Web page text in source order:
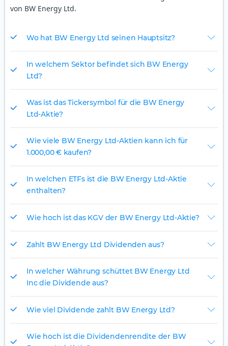
von BW Energy Ltd.
Wo hat BW Energy Ltd seinen Hauptsitz?
In welchem Sektor befindet sich BW Energy
Ltd?
Was ist das Tickersymbol für die BW Energy
Ltd-Aktie?
Wie viele BW Energy Ltd-Aktien kann ich für
1.000,00 € kaufen?
In welchen ETFs ist die BW Energy Ltd-Aktie
enthalten?
Wie hoch ist das KGV der BW Energy Ltd-Aktie?
Zahlt BW Energy Ltd Dividenden aus?
In welcher Währung schüttet BW Energy Ltd
Inc die Dividende aus?
Wie viel Dividende zahlt BW Energy Ltd?
Wie hoch ist die Dividendenrendite der BW